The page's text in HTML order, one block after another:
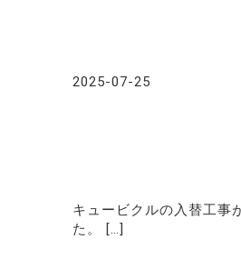
2025-07-25
キュービクルの入替工事
た。 […]